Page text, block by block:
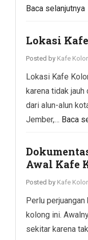
Baca selanjutnya
Lokasi
Posted by Kafe
Lokasi Kafe
karena tidak
dari alun-alun
Jember,… Baca
Awal Kafe
Posted by Kafe
Perlu
kolong ini.
sekitar karena